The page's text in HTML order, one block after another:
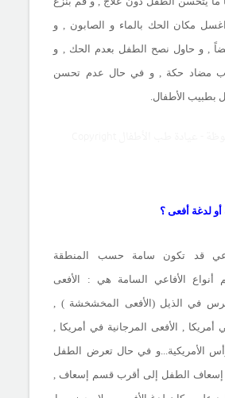
مكان الحك بالماء و الصابون , و
, و حاول نصح الطفل بعدم الحك , و
مضاد حكة , و في حال عدم تحسن
بطبيب الأطفال.
لدغة أفعى ؟
قد تكون سامة حسب المنطقة
أنواع الأفاعي السامة هي : الأفعى
في الذيل (الأفعى المخشخشة ) ,
, الأفعى المرجانية في أمريكا ,
الأمريكية...و في حال تعرض الطفل
إسعاف الطفل إلى أقرب قسم إسعاف ,